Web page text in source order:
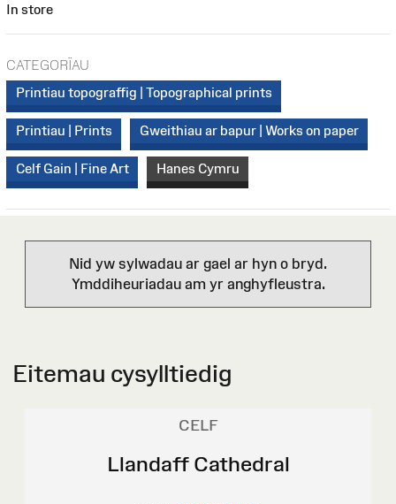
In store
CATEGORÏAU
Printiau topograffig | Topographical prints
Printiau | Prints Gweithiau ar bapur | Works on paper
Celf Gain | Fine Art Hanes Cymru
Nid yw sylwadau ar gael ar hyn o bryd.
Ymddiheuriadau am yr anghyfleustra.
Eitemau cysylltiedig
CELF
Llandaff Cathedral